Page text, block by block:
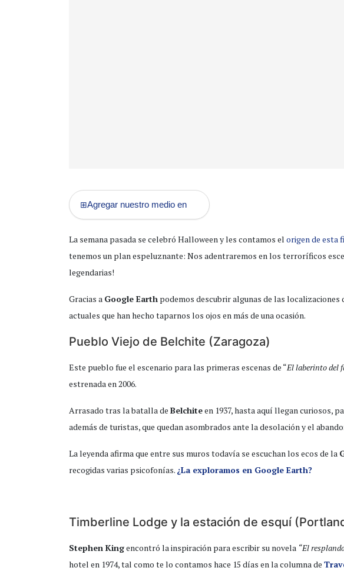
⊞Agregar nuestro medio en
La semana pasada se celebró Halloween y les contamos el origen de esta
tenemos un plan espeluznante: Nos adentraremos en los terroríficos
legendarias!
Gracias a Google Earth podemos descubrir algunas de las
actuales que han hecho taparnos los ojos en más de una ocasión.
Pueblo Viejo de Belchite (Zaragoza)
Este pueblo fue el escenario para las primeras escenas de “El laberinto del
estrenada en 2006.
Arrasado tras la batalla de Belchiteen 1937, hasta aquí llegan curiosos,
además de turistas, que quedan asombrados ante la desolación y el
La leyenda afirma que entre sus muros todavía se escuchan los ecos de la
recogidas varias psicofonías. ¿La exploramos en Google Earth?
Timberline Lodge y la estación de esquí
Stephen Kingencontró la inspiración para escribir su novela “El
hotel en 1974, tal como te lo contamos hace 15 días en la columna de